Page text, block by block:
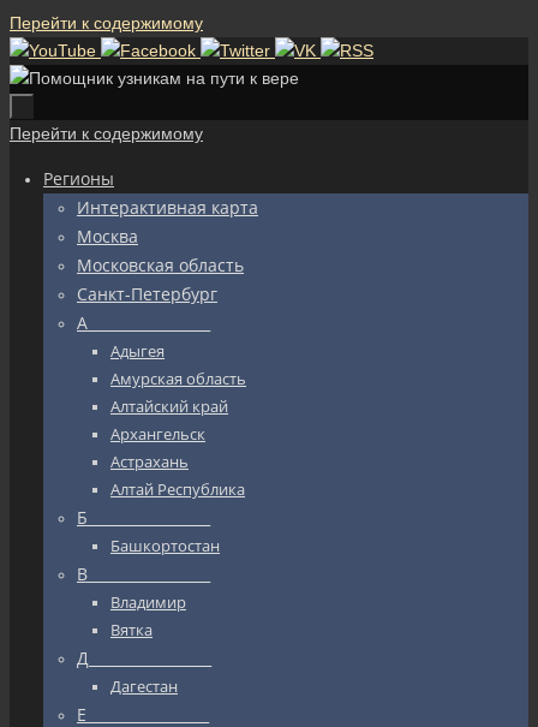
Перейти к содержимому
Перейти к содержимому
Регионы
Интерактивная карта
Москва
Московская область
Санкт-Петербург
А_________________
Адыгея
Амурская область
Алтайский край
Архангельск
Астрахань
Алтай Республика
Б_________________
Башкортостан
В_________________
Владимир
Вятка
Д_________________
Дагестан
Е_________________